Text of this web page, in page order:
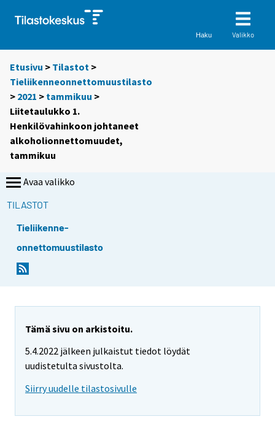
Haku Valikko
Etusivu > Tilastot >
Tieliikenneonnettomuustilasto
> 2021 > tammikuu >
Liitetaulukko 1.
Henkilövahinkoon johtaneet
alkoholionnettomuudet,
tammikuu
Avaa valikko
TILASTOT
Tieliikenne-
onnettomuustilasto
Tämä sivu on arkistoitu.
5.4.2022 jälkeen julkaistut tiedot löydät
uudistetulta sivustolta.
Siirry uudelle tilastosivulle